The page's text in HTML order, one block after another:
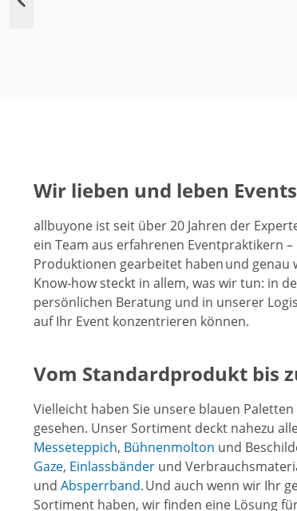
Wir lieben und leben
allbuyone ist seit über 20 Jahren der
ein Team aus erfahrenen Eventpraktikern
Produktionen gearbeitet haben und genau
Know-how steckt in allem, was wir tun: in
persönlichen Beratung und in unserer
auf Ihr Event konzentrieren können.
Vom Standardprodukt bis
Vielleicht haben Sie unsere blauen
gesehen. Unser Sortiment deckt nahezu
Messeteppich, Bühnenmolton und
Gaze, Einlassbänder und
und Absperrband. Und auch wenn wir Ihr
Sortiment haben, wir finden eine Lösung